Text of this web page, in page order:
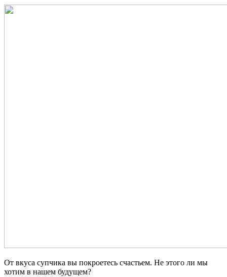
От вкуса супчика вы покроетесь счастьем. Не этого ли мы
хотим в нашем будущем?